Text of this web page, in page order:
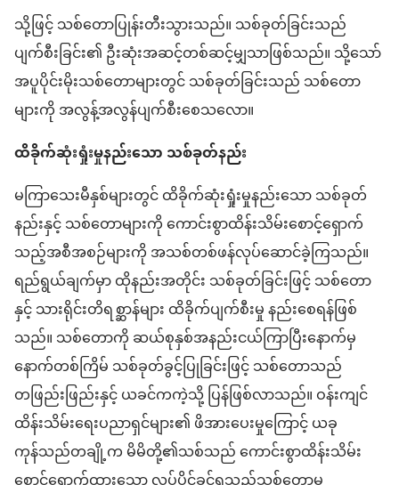
သို့ဖြင့် သစ်တောပြုန်းတီးသွားသည်။ သစ်ခုတ်ခြင်းသည်
ပျက်စီးခြင်း၏ ဦးဆုံးအဆင့်တစ်ဆင့်မျှသာဖြစ်သည်။ သို့သော်
အပူပိုင်းမိုးသစ်တောများတွင် သစ်ခုတ်ခြင်းသည် သစ်တော
များကို အလွန့်အလွန်ပျက်စီးစေသလော။
ထိခိုက်ဆုံးရှုံးမှုနည်းသော သစ်ခုတ်နည်း
မကြာသေးမီနှစ်များတွင် ထိခိုက်ဆုံးရှုံးမှုနည်းသော သစ်ခုတ်
နည်းနှင့် သစ်တောများကို ကောင်းစွာထိန်းသိမ်းစောင့်ရှောက်
သည့်အစီအစဉ်များကို အသစ်တစ်ဖန်လုပ်ဆောင်ခဲ့ကြသည်။
ရည်ရွယ်ချက်မှာ ထိုနည်းအတိုင်း သစ်ခုတ်ခြင်းဖြင့် သစ်တော
နှင့် သားရိုင်းတိရစ္ဆာန်များ ထိခိုက်ပျက်စီးမှု နည်းစေရန်ဖြစ်
သည်။ သစ်တောကို ဆယ်စုနှစ်အနည်းငယ်ကြာပြီးနောက်မှ
နောက်တစ်ကြိမ် သစ်ခုတ်ခွင့်ပြုခြင်းဖြင့် သစ်တောသည်
တဖြည်းဖြည်းနှင့် ယခင်ကကဲ့သို့ ပြန်ဖြစ်လာသည်။ ဝန်းကျင်
ထိန်းသိမ်းရေးပညာရှင်များ၏ ဖိအားပေးမှုကြောင့် ယခု
ကုန်သည်တချို့က မိမိတို့၏သစ်သည် ကောင်းစွာထိန်းသိမ်း